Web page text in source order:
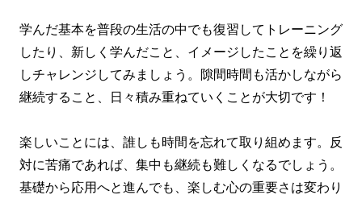
学んだ基本を普段の生活の中でも復習してトレーニング
したり、新しく学んだこと、イメージしたことを繰り返
しチャレンジしてみましょう。隙間時間も活かしながら
継続すること、日々積み重ねていくことが大切です！
楽しいことには、誰しも時間を忘れて取り組めます。反
対に苦痛であれば、集中も継続も難しくなるでしょう。
基礎から応用へと進んでも、楽しむ心の重要さは変わり